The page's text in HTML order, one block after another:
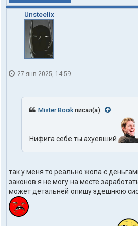
Unsteelix
27 янв 2025, 14:59
Mister Book писал(а):
Нифига себе ты ахуевший
так у меня то реально жопа с
законов я не могу на месте
может детальней опишу здешнюю